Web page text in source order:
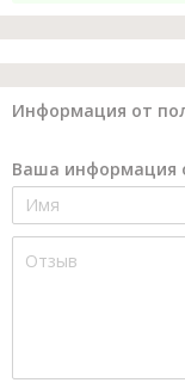
Информация от
Ваша информация